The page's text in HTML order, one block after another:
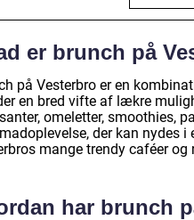
er brunch på
på Vesterbro er en
en bred vifte af lækre
omeletter, smoothies,
der kan nydes
mange trendy caféer og
har brunch